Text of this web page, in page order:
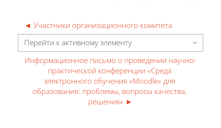
◄ Участники организационного комитета
Перейти к активному элементу
Информационное письмо о проведении научно-
практической конференции «Среда
электронного обучения «Moodle» для
образования: проблемы, вопросы качества,
решения» ►